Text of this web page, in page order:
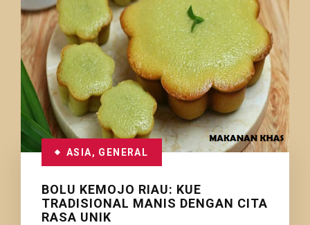
ASIA, GENERAL
BOLU KEMOJO RIAU: KUE
TRADISIONAL MANIS DENGAN CITA
RASA UNIK